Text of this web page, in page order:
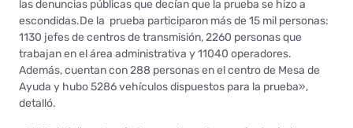
las denuncias públicas que decían que la prueba se hizo a
escondidas.De la prueba participaron más de 15 mil personas:
1130 jefes de centros de transmisión, 2260 personas que
trabajan en el área administrativa y 11040 operadores.
Además, cuentan con 288 personas en el centro de Mesa de
Ayuda y hubo 5286 vehículos dispuestos para la prueba»,
detalló.